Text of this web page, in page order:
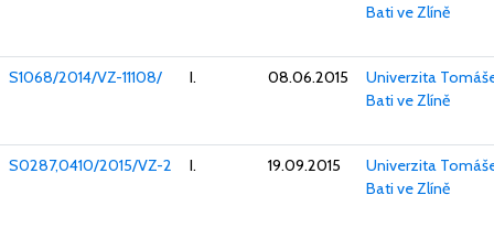
Bati ve Zlíně
S1068/2014/VZ-11108/ I. 08.06.2015
Univerzita
Bati ve Zlíně
S0287,0410/2015/VZ-2 I. 19.09.2015
Univerzita
Bati ve Zlíně